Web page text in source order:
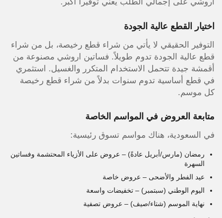
اروشي على إجمالي الطلب يعني توفيراً أكبر.
اختيار القطع عالية الجودة
التوفير الحقيقي لا يأتي من شراء قطع رخيصة، بل من شراء
قطع عالية الجودة تدوم طويلاً. فساتين اروشي مصنوعة من
أقمشة جيدة تتحمل الاستخدام المتكرر والغسيل. استثمري
في قطع أساسية تدوم سنوات بدلاً من شراء قطع رخيصة
كل موسم.
متابعة العروض في المواسم الخاصة
في السعودية، هناك مواسم تسوق رئيسية:
رمضان (مارس/أبريل عادةً) – عروض على الأزياء المحتشمة وفساتين
السهرة
عيد الفطر والأضحى – عروض خاصة
اليوم الوطني (سبتمبر) – تخفيضات واسعة
نهاية الموسم (شتاء/صيف) – عروض تصفية